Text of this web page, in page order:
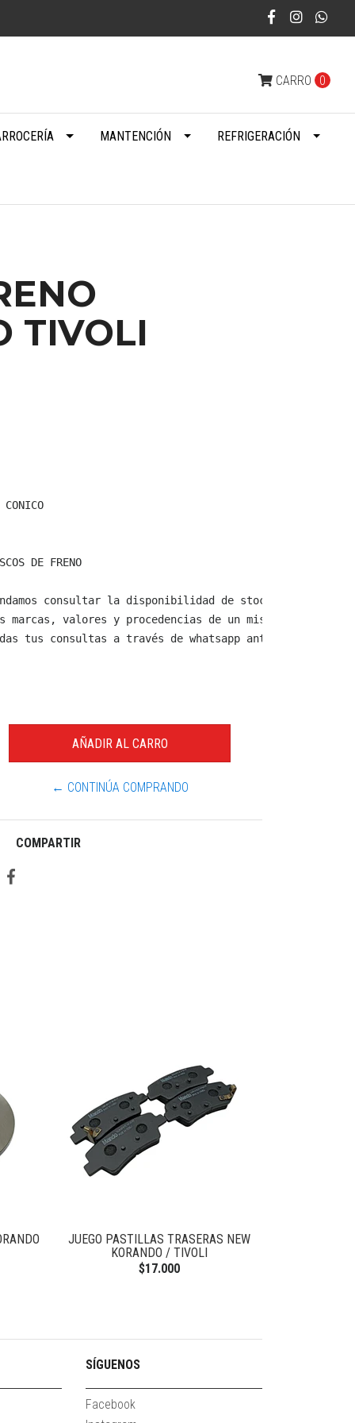
CARRO 0
MANTENCIÓN REFRIGERACIÓN
TIVOLI
DE FRENO
consultar la disponibilidad de stock y
marcas, valores y procedencias de un mismo producto.
tus consultas a través de whatsapp antes de
← CONTINÚA COMPRANDO
COMPARTIR
JUEGO PASTILLAS TRASERAS NEW
KORANDO / TIVOLI
$17.000
SÍGUENOS
Facebook